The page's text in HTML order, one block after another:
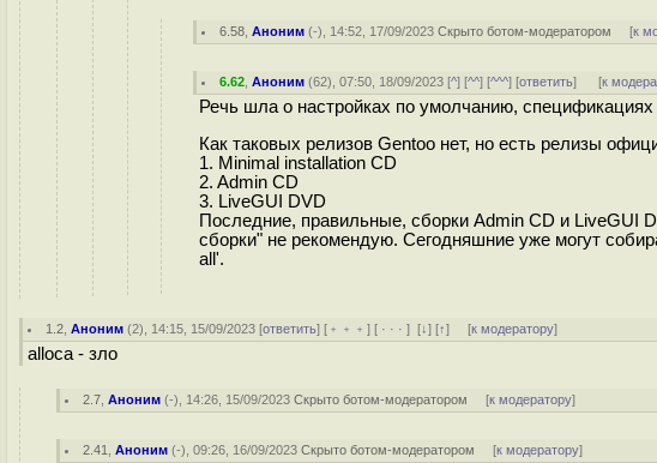
6.58 ,Аноним (-), 14:52, 17/09/2023Скрыто ботом-модератором [к
6.62 ,Аноним (62), 07:50, 18/09/2023 [^] [^^] [^^^] [ответить] [к
Речь шла о настройках по умолчанию,
Как таковых релизов Gentoo нет, но есть релизы
1. Minimal installation CD
2. Admin CD
3. LiveGUI DVD
Последние, правильные, сборки Admin CD и LiveGUI
сборки" не рекомендую. Сегодняшние уже могут
all'.
1.2 ,Аноним (2), 14:15, 15/09/2023 [ответить] [ ﹢﹢﹢] [ · · ·][↓] [↑] [к модератору]
alloca - зло
2.7 ,Аноним (-), 14:26, 15/09/2023Скрыто ботом-модератором [к модератору]
2.41 ,Аноним (-), 09:26, 16/09/2023Скрыто ботом-модератором [к модератору]